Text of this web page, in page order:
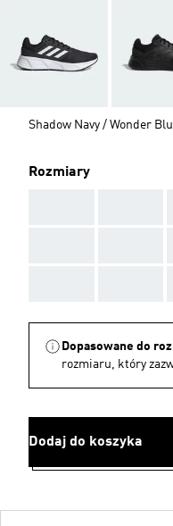
Shadow Navy / Wonder
Rozmiary
Dopasowane do
rozmiaru, który
Dodaj do koszyka